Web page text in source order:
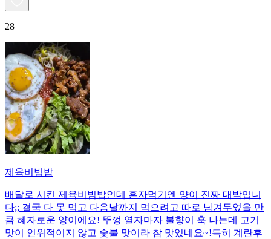
28
제육비빔밥
배달로 시킨 제육비빔밥인데 혼자먹기엔 양이 진짜 대박입니
다;; 결국 다 못 먹고 다음날까지 먹으려고 따로 남겨두었을 만
큼 혜자로운 양이에요! 뚜껑 열자마자 불향이 훅 나는데 고기
맛이 인위적이지 않고 숯불 맛이라 참 맛있네요~!특히 계란후